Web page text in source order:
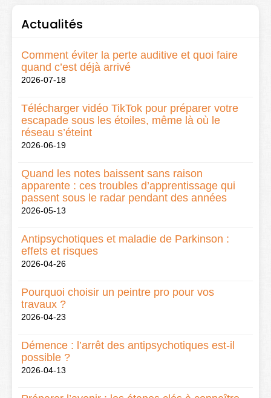
Actualités
Comment éviter la perte auditive et quoi faire
quand c’est déjà arrivé
2026-07-18
Télécharger vidéo TikTok pour préparer votre
escapade sous les étoiles, même là où le
réseau s’éteint
2026-06-19
Quand les notes baissent sans raison
apparente : ces troubles d’apprentissage qui
passent sous le radar pendant des années
2026-05-13
Antipsychotiques et maladie de Parkinson :
effets et risques
2026-04-26
Pourquoi choisir un peintre pro pour vos
travaux ?
2026-04-23
Démence : l’arrêt des antipsychotiques est-il
possible ?
2026-04-13